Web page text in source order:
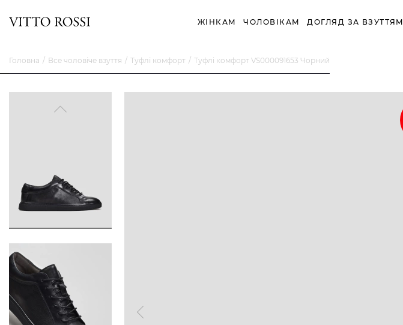
ЖІНКАМ ЧОЛОВІКАМ ДОГЛЯД ЗА ВЗУТТЯМ
Головна Все чоловіче взуття Туфлі комфорт Туфлі комфорт VS000091653 Чорний